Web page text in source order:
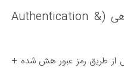
3. 🔑 احراز هویت و مجوزدهی (Authentication &
از طریق رمز عبور هش شده +